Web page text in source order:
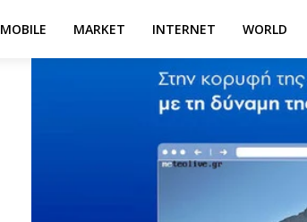
MOBILE MARKET INTERNET WORLD